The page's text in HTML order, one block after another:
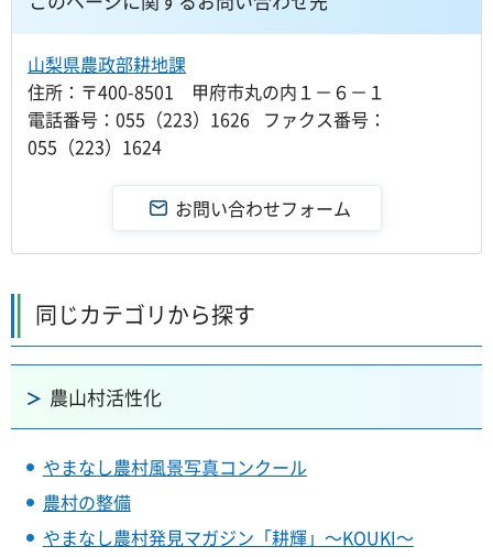
山梨県農政部耕地課
住所：〒400-8501 甲府市丸の内１－６－１
電話番号：055（223）1626 ファクス番号：
055（223）1624
同じカテゴリから探す
農山村活性化
やまなし農村風景写真コンクール
農村の整備
やまなし農村発見マガジン「耕輝」～KOUKI～